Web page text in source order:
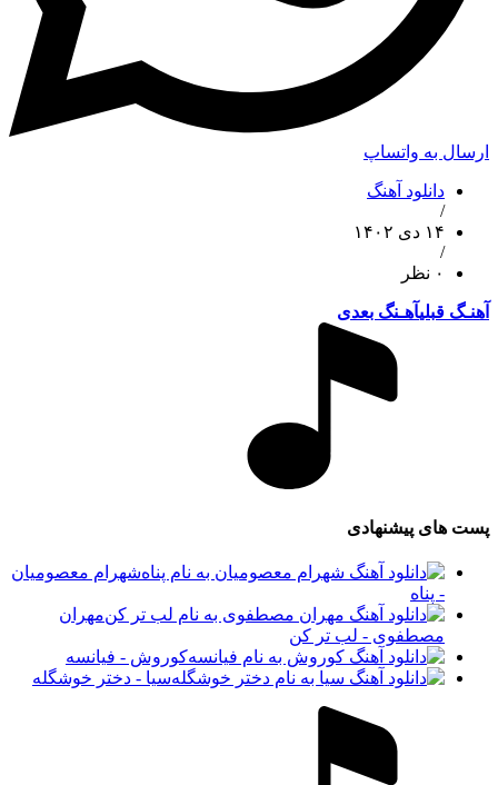
به واتساپ
دانلود آهنگ
قبلیآهـنگ بعدی
پیشنهادی
شهرام معصومیان
مهران
مصطفوی - لب تر کن
کوروش - فیانسه
سیا - دختر خوشگله